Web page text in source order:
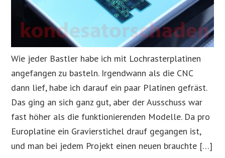
Wie jeder Bastler habe ich mit Lochrasterplatinen
angefangen zu basteln. Irgendwann als die CNC
dann lief, habe ich darauf ein paar Platinen gefräst.
Das ging an sich ganz gut, aber der Ausschuss war
fast höher als die funktionierenden Modelle. Da pro
Europlatine ein Gravierstichel drauf gegangen ist,
und man bei jedem Projekt einen neuen brauchte […]